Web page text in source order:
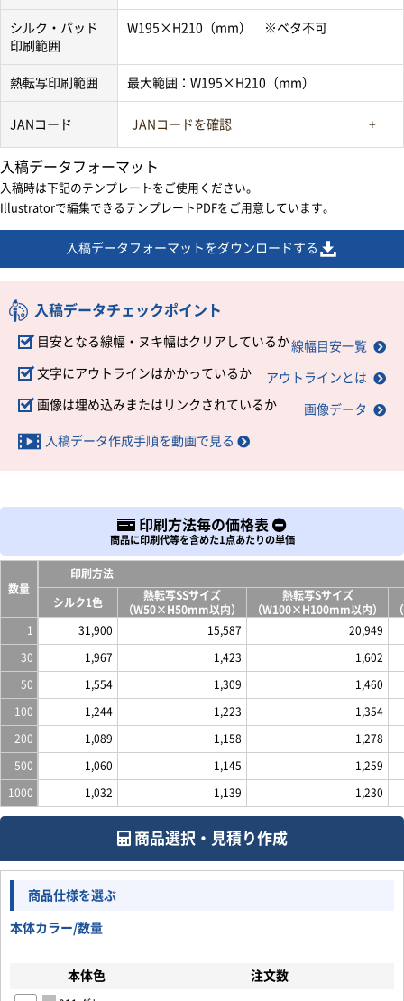
シルク・パッド
印刷範囲
W195×H210（mm） ※ベタ不可
熱転写印刷範囲 最大範囲：W195×H210（mm）
JANコード JANコードを確認
入稿データフォーマット
入稿時は下記のテンプレートをご使用ください。
Illustratorで編集できるテンプレートPDFをご用意しています。
入稿データフォーマットをダウンロードする
入稿データチェックポイント
目安となる線幅・ヌキ幅はクリアしているか線幅目安一覧
文字にアウトラインはかかっているか アウトラインとは
画像は埋め込みまたはリンクされているか 画像データ
入稿データ作成手順を動画で見る
印刷方法毎の価格表
商品に印刷代等を含めた1点あたりの単価
数量
印刷方法
シルク1色
熱転写SSサイズ
（W50×H50mm以内）
熱転写Sサイズ
（W100×H100mm以内）
1
31,900 15,587 20,949
30 1,967 1,423 1,602
50 1,554 1,309 1,460
100 1,244 1,223 1,354
200 1,089 1,158 1,278
500 1,060 1,145 1,259
1000 1,032 1,139 1,230
商品選択・見積り作成
商品仕様を選ぶ
本体カラー/数量
本体色 注文数